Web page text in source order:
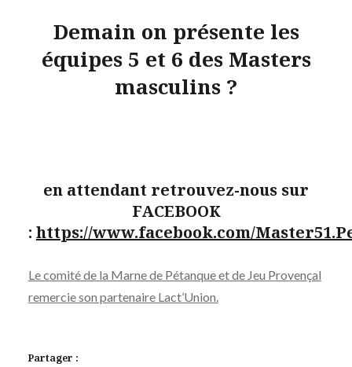
Demain on présente les
équipes 5 et 6 des Masters
masculins ?
en attendant retrouvez-nous sur
FACEBOOK
: https://www.facebook.com/
Le comité de la Marne de Pétanque et de Jeu Provençal
remercie son partenaire Lact’Union.
Partager :